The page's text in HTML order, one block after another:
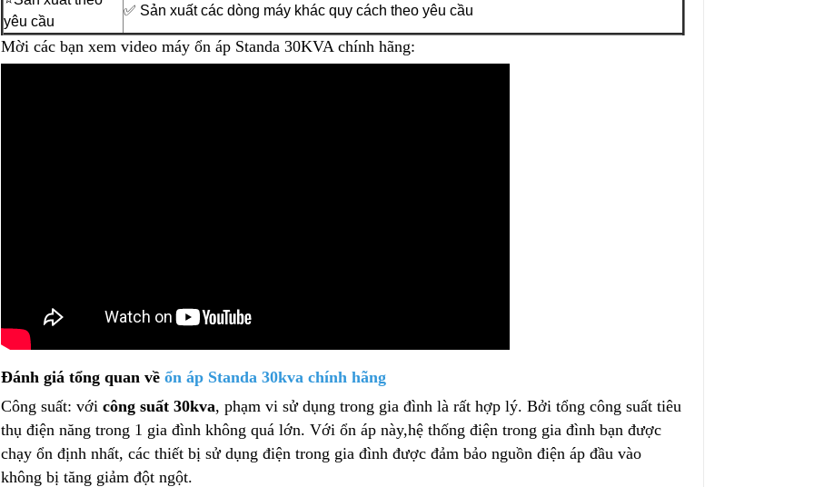
yêu cầu
✅ Sản xuất các dòng máy khác quy cách theo yêu cầu
Mời các bạn xem video máy ổn áp Standa 30KVA chính hãng:
Đánh giá tổng quan về ổn áp Standa 30kva chính hãng
Công suất: với công suất 30kva, phạm vi sử dụng trong gia đình là rất hợp lý. Bởi tổng công suất tiêu
thụ điện năng trong 1 gia đình không quá lớn. Với ổn áp này,hệ thống điện trong gia đình bạn được
chạy ổn định nhất, các thiết bị sử dụng điện trong gia đình được đảm bảo nguồn điện áp đầu vào
không bị tăng giảm đột ngột.
Ổn áp Litanda 10kva dải
90v Model 10K...
5.500.000₫
6.690.000₫
Dải 90V Thế Hệ Mớ...
8.800.000₫
12.000.000₫
Dải 50V - 250V D...
6.320.000₫